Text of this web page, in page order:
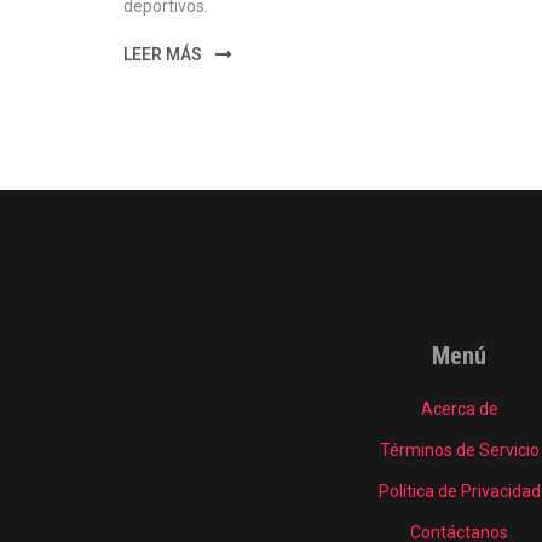
deportivos.
LEER MÁS
Menú
Acerca de
Términos de Servicio
Política de Privacidad
Contáctanos